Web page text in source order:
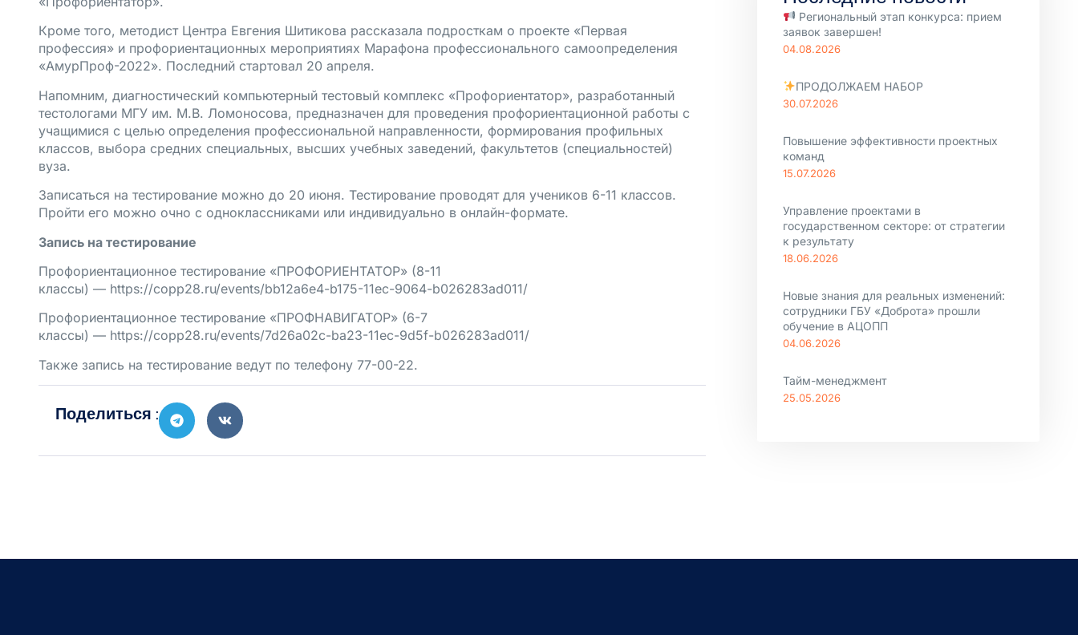
Кроме того, методист Центра Евгения Шитикова рассказала подросткам о проекте «Первая
профессия» и профориентационных мероприятиях Марафона профессионального самоопределения
«АмурПроф-2022». Последний стартовал 20 апреля.
Напомним, диагностический компьютерный тестовый комплекс «Профориентатор», разработанный
тестологами МГУ им. М.В. Ломоносова, предназначен для проведения профориентационной работы с
учащимися с целью определения профессиональной направленности, формирования профильных
классов, выбора средних специальных, высших учебных заведений, факультетов (специальностей)
вуза.
Записаться на тестирование можно до 20 июня. Тестирование проводят для учеников 6-11 классов.
Пройти его можно очно с одноклассниками или индивидуально в онлайн-формате.
Запись на тестирование
Профориентационное тестирование «ПРОФОРИЕНТАТОР» (8-11
классы) — https://copp28.ru/events/bb12a6e4-b175-11ec-9064-b026283ad011/
Профориентационное тестирование «ПРОФНАВИГАТОР» (6-7
классы) — https://copp28.ru/events/7d26a02c-ba23-11ec-9d5f-b026283ad011/
Также запись на тестирование ведут по телефону 77-00-22.
Поделиться :
Региональный этап конкурса: прием
заявок завершен!
04.08.2026
ПРОДОЛЖАЕМ НАБОР
30.07.2026
Повышение эффективности проектных
команд
15.07.2026
Управление проектами в
государственном секторе: от стратегии
к результату
18.06.2026
Новые знания для реальных изменений:
сотрудники ГБУ «Доброта» прошли
обучение в АЦОПП
04.06.2026
Тайм-менеджмент
25.05.2026